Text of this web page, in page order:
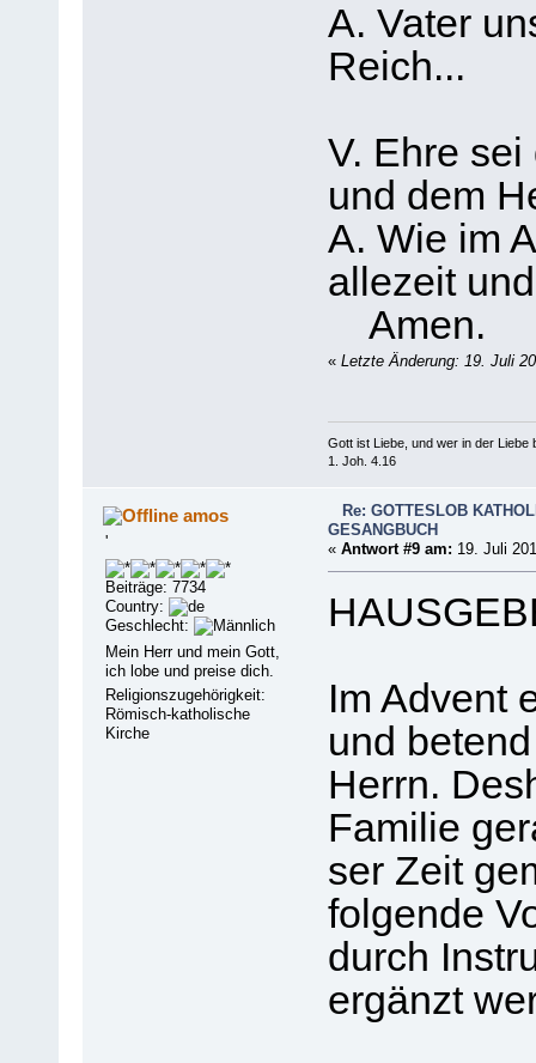
A. Vater
Reich...
V. Ehre
und dem
A. Wie im
allezeit
Amen.
« Letzte Änderung: 19. Juli
Gott ist Liebe, und wer in der Liebe
1. Joh. 4.16
amos
'
Beiträge: 7734
Country:
Geschlecht:
Mein Herr und mein Gott,
ich lobe und preise dich.
Religionszugehörigkeit:
Römisch-katholische
Kirche
Re: GOTTESLOB
GESANGBUCH
« Antwort #9 am: 19. Juli
Im Advent
und
Herrn.
Familie
ser Zeit
folgende
durch
ergänzt